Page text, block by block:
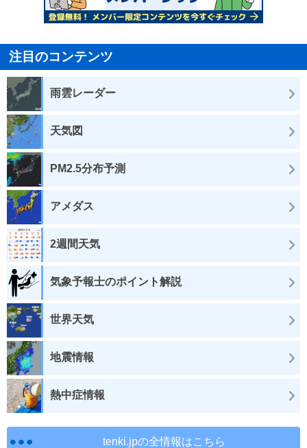
注目のコンテンツ
雨雲レーダー
天気図
PM2.5分布予測
アメダス
2週間天気
気象予報士のポイント解説
世界天気
地震情報
熱中症情報
tenki.jpの全情報はこちら